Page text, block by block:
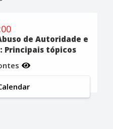
de Autoridade e
Principais tópicos